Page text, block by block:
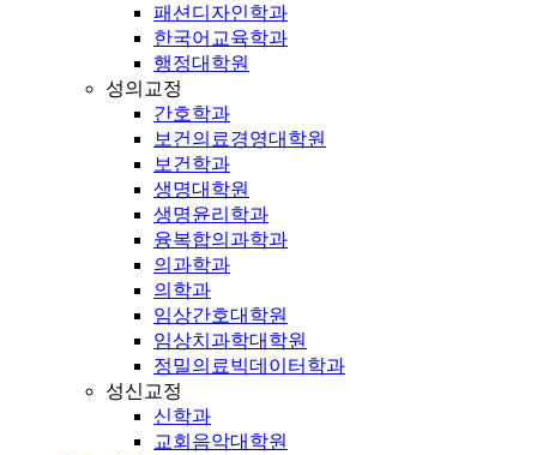
패션디자인학과
한국어교육학과
행정대학원
성의교정
간호학과
보건의료경영대학원
보건학과
생명대학원
생명윤리학과
융복합의과학과
의과학과
의학과
임상간호대학원
임상치과학대학원
정밀의료빅데이터학과
성신교정
신학과
교회음악대학원